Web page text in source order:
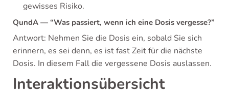
gewisses Risiko.
QundA — “Was passiert, wenn ich eine Dosis vergesse?”
Antwort: Nehmen Sie die Dosis ein, sobald Sie sich
erinnern, es sei denn, es ist fast Zeit für die nächste
Dosis. In diesem Fall die vergessene Dosis auslassen.
Interaktionsübersicht